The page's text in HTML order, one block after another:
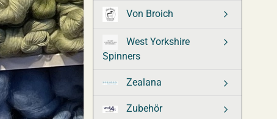
Von Broich
West Yorkshire
Spinners
Zealana
Zubehör